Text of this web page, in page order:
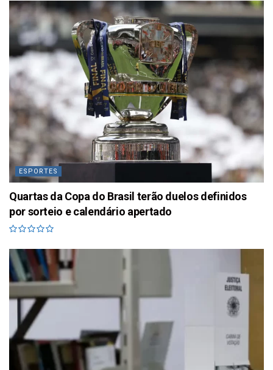
ESPORTES
Quartas da Copa do Brasil terão duelos definidos
por sorteio e calendário apertado